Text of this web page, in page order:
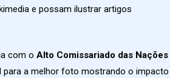
e possam ilustrar artigos
com o Alto Comissariado das Nações
a melhor foto mostrando o impacto